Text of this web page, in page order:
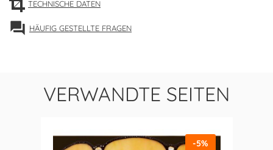
TECHNISCHE DATEN
forum HÄUFIG GESTELLTE FRAGEN
VERWANDTE SEITEN
-5%